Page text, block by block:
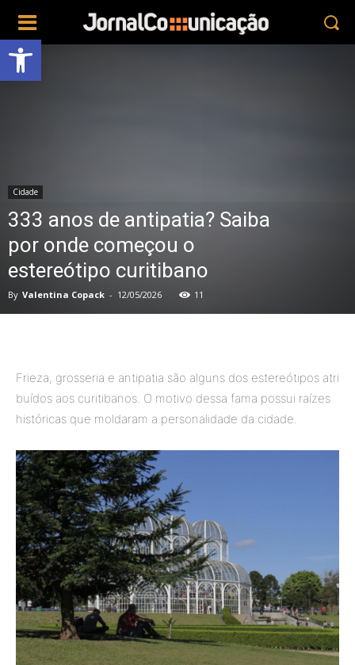
Abrir a barra de ferramentas
Cidade
333 anos de antipatia? Saiba
por onde começou o
estereótipo curitibano
By Valentina Copack - 12/05/2026 11
Frieza, grosseria e antipatia são alguns dos estereótipos atri
buídos aos curitibanos. O motivo dessa fama possui raízes
históricas que moldaram a personalidade da cidade.